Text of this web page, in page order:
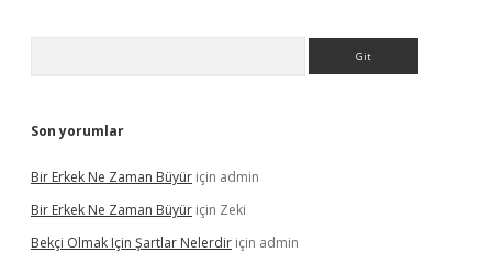
Son yorumlar
Bir Erkek Ne Zaman Büyür için admin
Bir Erkek Ne Zaman Büyür için Zeki
Bekçi Olmak Için Şartlar Nelerdir için admin